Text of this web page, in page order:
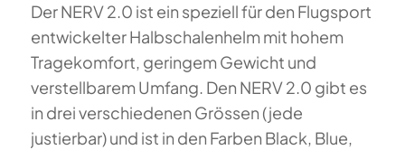
bis
CHF 219.00
Der NERV 2.0 ist ein speziell für den Flugsport
entwickelter Halbschalenhelm mit hohem
Tragekomfort, geringem Gewicht und
verstellbarem Umfang. Den NERV 2.0 gibt es
in drei verschiedenen Grössen (jede
justierbar) und ist in den Farben Black, Blue,